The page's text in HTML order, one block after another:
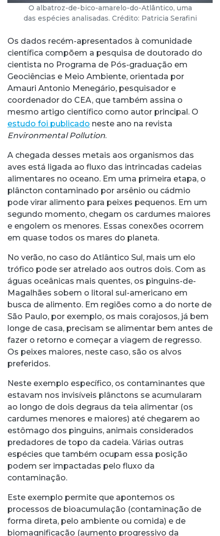
O albatroz-de-bico-amarelo-do-Atlântico, uma
das espécies analisadas. Crédito: Patricia Serafini
Os dados recém-apresentados à comunidade
científica compõem a pesquisa de doutorado do
cientista no Programa de Pós-graduação em
Geociências e Meio Ambiente, orientada por
Amauri Antonio Menegário, pesquisador e
coordenador do CEA, que também assina o
mesmo artigo científico como autor principal. O
estudo foi publicado neste ano na revista
Environmental Pollution.
A chegada desses metais aos organismos das
aves está ligada ao fluxo das intrincadas cadeias
alimentares no oceano. Em uma primeira etapa, o
plâncton contaminado por arsênio ou cádmio
pode virar alimento para peixes pequenos. Em um
segundo momento, chegam os cardumes maiores
e engolem os menores. Essas conexões ocorrem
em quase todos os mares do planeta.
No verão, no caso do Atlântico Sul, mais um elo
trófico pode ser atrelado aos outros dois. Com as
águas oceânicas mais quentes, os pinguins-de-
Magalhães sobem o litoral sul-americano em
busca de alimento. Em regiões como a do norte de
São Paulo, por exemplo, os mais corajosos, já bem
longe de casa, precisam se alimentar bem antes de
fazer o retorno e começar a viagem de regresso.
Os peixes maiores, neste caso, são os alvos
preferidos.
Neste exemplo específico, os contaminantes que
estavam nos invisíveis plânctons se acumularam
ao longo de dois degraus da teia alimentar (os
cardumes menores e maiores) até chegarem ao
estômago dos pinguins, animais considerados
predadores de topo da cadeia. Várias outras
espécies que também ocupam essa posição
podem ser impactadas pelo fluxo da
contaminação.
Este exemplo permite que apontemos os
processos de bioacumulação (contaminação de
forma direta, pelo ambiente ou comida) e de
biomagnificação (aumento progressivo da